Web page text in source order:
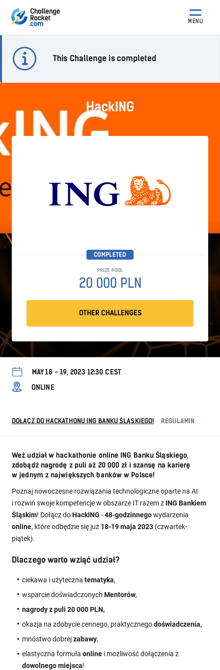
MENU
This Challenge is completed
HackING
COMPLETED
PRIZE POOL
20 000 PLN
OTHER CHALLENGES
MAY 18 - 19, 2023 12:30 CEST
ONLINE
DOŁĄCZ DO HACKATHONU ING BANKU ŚLĄSKIEGO! REGULAMIN
Weź udział w hackathonie online ING Banku Śląskiego,
zdobądź nagrodę z puli aż 20 000 zł i szansę na karierę
w jednym z największych banków w Polsce!
Poznaj nowoczesne rozwiązania technologiczne oparte na AI
i rozwiń swoje kompetencje w obszarze IT razem z ING Bankiem
Śląskim! Dołącz doHackING -48-godzinnegowydarzenia
online, które odbędzie się już 18-19 maja 2023 (czwartek-
piątek).
Dlaczego warto wziąć udział?
ciekawa i użyteczna tematyka,
wsparcie doświadczonych Mentorów,
nagrody z puli 20 000 PLN,
okazja na zdobycie cennego, praktycznegodoświadczenia,
mnóstwo dobrejzabawy,
elastyczna formuła online i możliwość dołączenia z
dowolnego miejsca!